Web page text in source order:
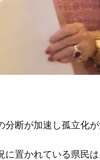
断が加速し孤立化が
置かれている県民